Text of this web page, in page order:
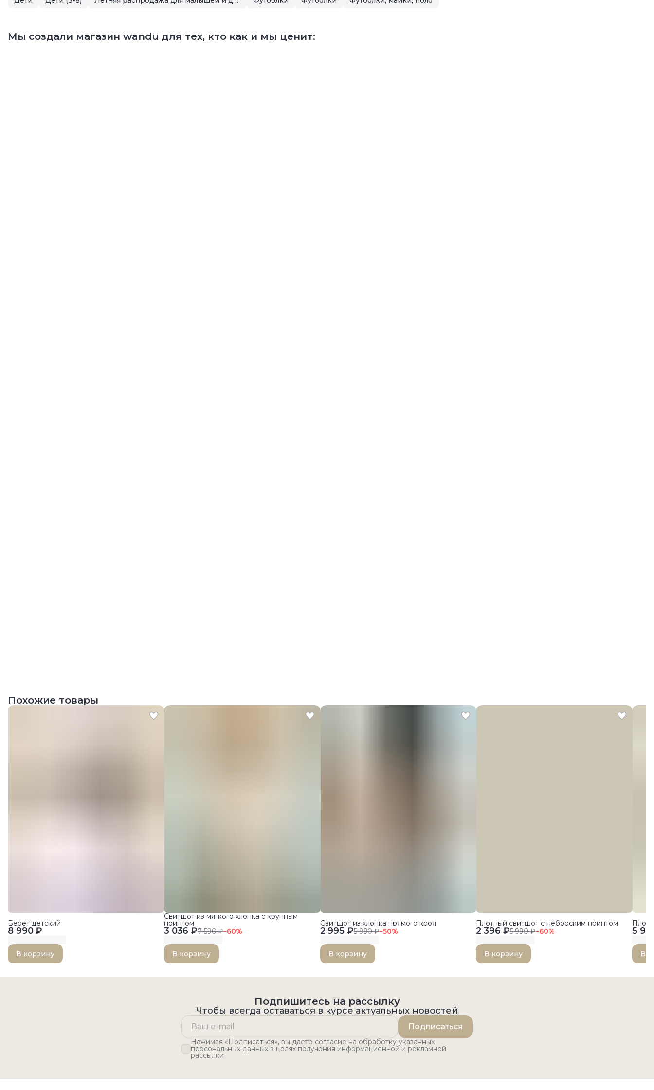
Мы создали магазин wandu для тех, кто как и мы ценит:
Похожие товары
8 990 ₽
Берет детский
В корзину
3 036 ₽7 590 ₽−60%
Свитшот из мягкого хлопка с крупным
принтом
В корзину
2 995 ₽5 990 ₽−50%
Свитшот из хлопка прямого кроя
В корзину
2 396 ₽5 990 ₽−60%
Плотный свитшот с неброским принтом
В корзину
5
В
Подпишитесь на рассылку
Чтобы всегда оставаться в курсе актуальных новостей
Подписаться
Нажимая «Подписаться», вы даете согласие на обработку указанных
персональных данных в целях получения информационной и рекламной
рассылки